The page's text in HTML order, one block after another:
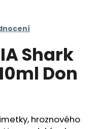
Shark
Don
hroznového